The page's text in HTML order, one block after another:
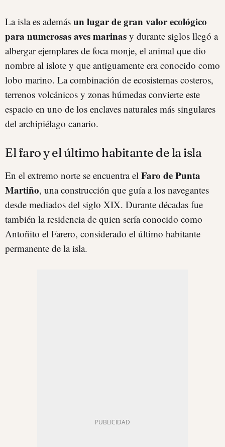
La isla es además un lugar de gran valor ecológico
para numerosas aves marinas y durante siglos llegó a
albergar ejemplares de foca monje, el animal que dio
nombre al islote y que antiguamente era conocido como
lobo marino. La combinación de ecosistemas costeros,
terrenos volcánicos y zonas húmedas convierte este
espacio en uno de los enclaves naturales más singulares
del archipiélago canario.
El faro y el último habitante de la isla
En el extremo norte se encuentra el Faro de Punta
Martiño, una construcción que guía a los navegantes
desde mediados del siglo XIX. Durante décadas fue
también la residencia de quien sería conocido como
Antoñito el Farero, considerado el último habitante
permanente de la isla.